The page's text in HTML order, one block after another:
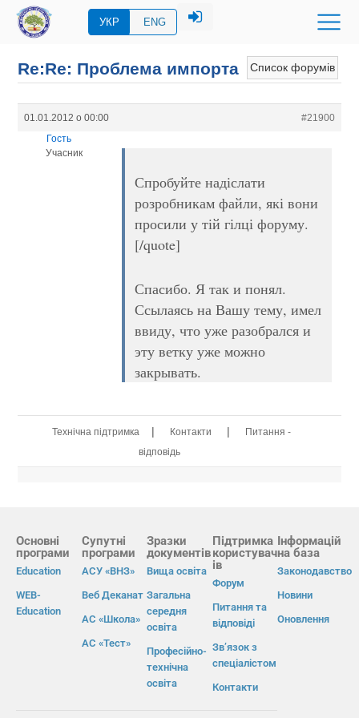
УКР ENG
Список форумів
Re:Re: Проблема импорта
01.01.2012 о 00:00
#21900
Гость
Учасник
Спробуйте надіслати
розробникам файли, які вони
просили у тій гілці форуму.
[/quote]
Спасибо. Я так и понял.
Ссылаясь на Вашу тему, имел
ввиду, что уже разобрался и
эту ветку уже можно
закрывать.
Технічна підтримка | Контакти |
Питання -
відповідь
Основні
програми
Education
WEB-
Education
Супутні
програми
АСУ «ВНЗ»
Веб Деканат
АС «Школа»
АС «Тест»
Зразки
документів
Вища освіта
Загальна
середня
освіта
Професійно-
технічна
освіта
Підтримка
користувач
ів
Форум
Питання та
відповіді
Зв’язок з
спеціалістом
Контакти
Інформацій
на база
Законодавство
Новини
Оновлення